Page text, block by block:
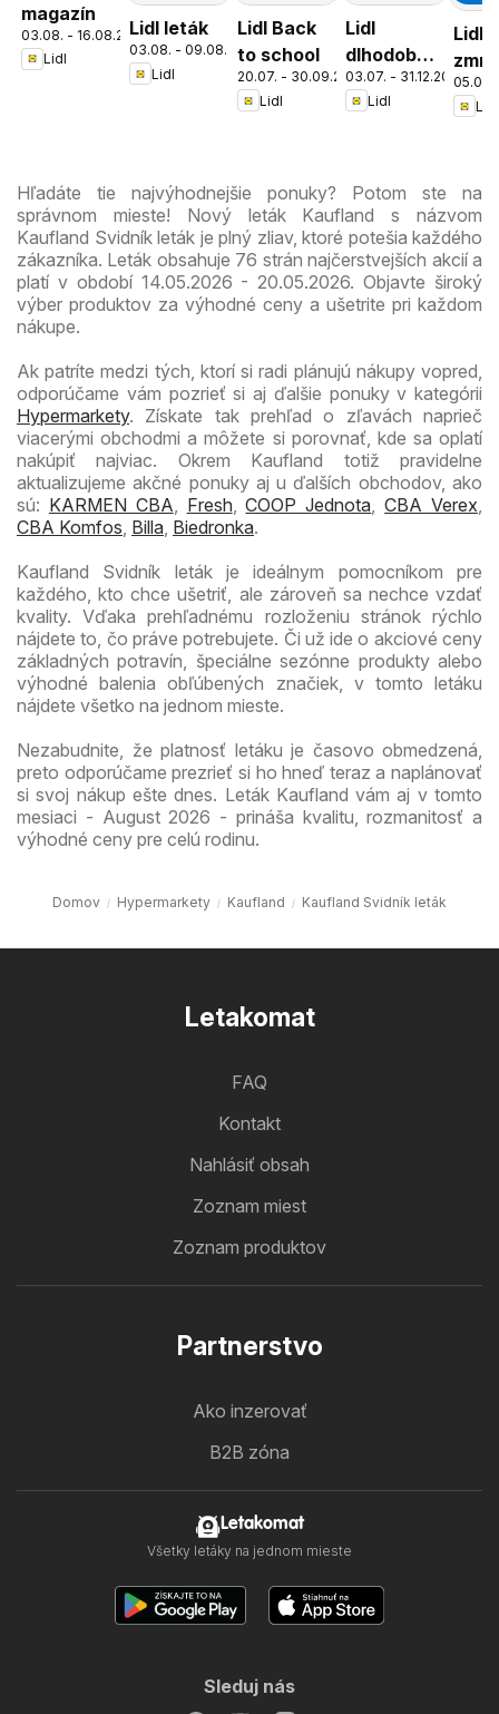
magazín
03.08. - 16.08.2026
Lidl
Lidl leták
03.08. - 09.08.2026
Lidl
Lidl Back
to school
20.07. - 30.09.2026
Lidl
Lidl
dlhodobo
zlacnené
03.07. - 31.12.2026
Lidl
Lidl
05.05.
Lidl
Hľadáte tie najvýhodnejšie ponuky? Potom ste na
správnom mieste! Nový leták Kaufland s názvom
Kaufland Svidník leták je plný zliav, ktoré potešia každého
zákazníka. Leták obsahuje 76 strán najčerstvejších akcií a
platí v období 14.05.2026 - 20.05.2026. Objavte široký
výber produktov za výhodné ceny a ušetrite pri každom
nákupe.
Ak patríte medzi tých, ktorí si radi plánujú nákupy vopred,
odporúčame vám pozrieť si aj ďalšie ponuky v kategórii
Hypermarkety. Získate tak prehľad o zľavách naprieč
viacerými obchodmi a môžete si porovnať, kde sa oplatí
nakúpiť najviac. Okrem Kaufland totiž pravidelne
aktualizujeme akčné ponuky aj u ďalších obchodov, ako
sú: KARMEN CBA, Fresh,COOP Jednota,CBA Verex,
CBA Komfos, Billa, Biedronka.
Kaufland Svidník leták je ideálnym pomocníkom pre
každého, kto chce ušetriť, ale zároveň sa nechce vzdať
kvality. Vďaka prehľadnému rozloženiu stránok rýchlo
nájdete to, čo práve potrebujete. Či už ide o akciové ceny
základných potravín, špeciálne sezónne produkty alebo
výhodné balenia obľúbených značiek, v tomto letáku
nájdete všetko na jednom mieste.
Nezabudnite, že platnosť letáku je časovo obmedzená,
preto odporúčame prezrieť si ho hneď teraz a naplánovať
si svoj nákup ešte dnes. Leták Kaufland vám aj v tomto
mesiaci - August 2026 - prináša kvalitu, rozmanitosť a
výhodné ceny pre celú rodinu.
Domov Hypermarkety Kaufland Kaufland Svidník leták
Letakomat
FAQ
Kontakt
Nahlásiť obsah
Zoznam miest
Zoznam produktov
Partnerstvo
Ako inzerovať
B2B zóna
Letakomat
Všetky letáky na jednom mieste
Sleduj nás